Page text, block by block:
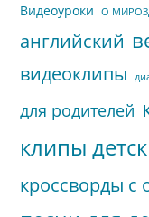
Видеоуроки О
английский
видеоклипы
для родителей
клипы
кроссворды с